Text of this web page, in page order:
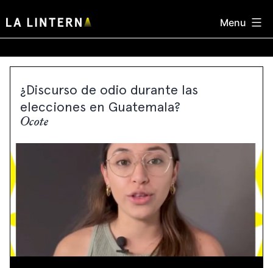
to
Menu
¿Discurso de odio durante las
elecciones en Guatemala?
Ocote